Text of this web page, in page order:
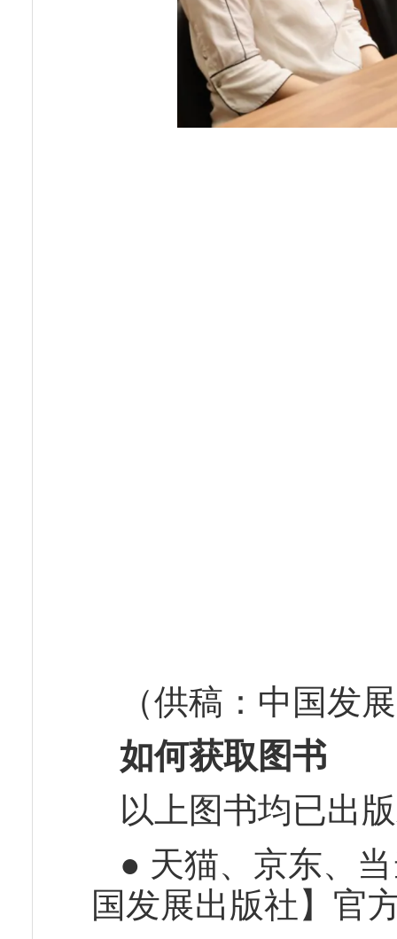
（供稿：中国发
如何获取图书
以上图书均已出
● 天猫、京东、
国发展出版社】官